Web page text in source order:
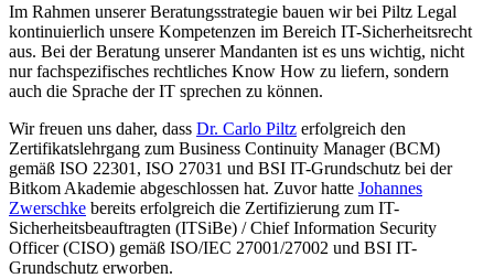
Im Rahmen unserer Beratungsstrategie bauen wir bei Piltz Legal
kontinuierlich unsere Kompetenzen im Bereich IT-Sicherheitsrecht
aus. Bei der Beratung unserer Mandanten ist es uns wichtig, nicht
nur fachspezifisches rechtliches Know How zu liefern, sondern
auch die Sprache der IT sprechen zu können.
Wir freuen uns daher, dass Dr. Carlo Piltz erfolgreich den
Zertifikatslehrgang zum Business Continuity Manager (BCM)
gemäß ISO 22301, ISO 27031 und BSI IT-Grundschutz bei der
Bitkom Akademie abgeschlossen hat. Zuvor hatte Johannes
Zwerschke bereits erfolgreich die Zertifizierung zum IT-
Sicherheitsbeauftragten (ITSiBe) / Chief Information Security
Officer (CISO) gemäß ISO/IEC 27001/27002 und BSI IT-
Grundschutz erworben.